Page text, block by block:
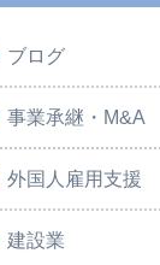
ブログ
事業承継・M&A
外国人雇用支援
建設業